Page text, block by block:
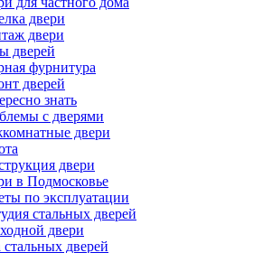
двери
двери
дверей
фурнитура
дверей
знать
с дверями
двери
двери
в Подмосковье
по эксплуатации
стальных дверей
двери
стальных дверей